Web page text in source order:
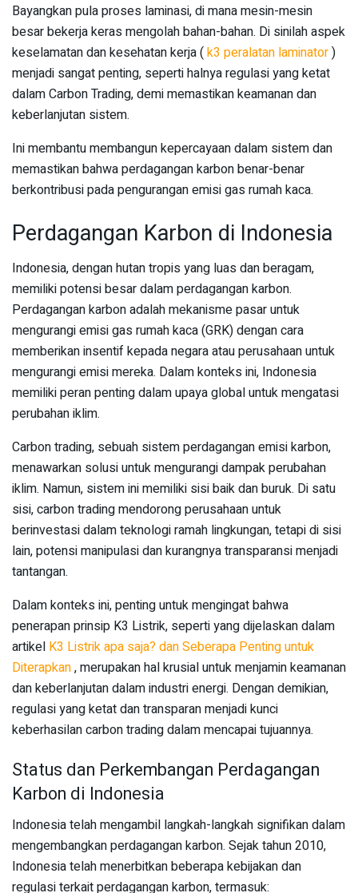
Bayangkan pula proses laminasi, di mana mesin-mesin
besar bekerja keras mengolah bahan-bahan. Di sinilah aspek
keselamatan dan kesehatan kerja (k3 peralatan laminator)
menjadi sangat penting, seperti halnya regulasi yang ketat
dalam Carbon Trading, demi memastikan keamanan dan
keberlanjutan sistem.
Ini membantu membangun kepercayaan dalam sistem dan
memastikan bahwa perdagangan karbon benar-benar
berkontribusi pada pengurangan emisi gas rumah kaca.
Perdagangan Karbon di Indonesia
Indonesia, dengan hutan tropis yang luas dan beragam,
memiliki potensi besar dalam perdagangan karbon.
Perdagangan karbon adalah mekanisme pasar untuk
mengurangi emisi gas rumah kaca (GRK) dengan cara
memberikan insentif kepada negara atau perusahaan untuk
mengurangi emisi mereka. Dalam konteks ini, Indonesia
memiliki peran penting dalam upaya global untuk mengatasi
perubahan iklim.
Carbon trading, sebuah sistem perdagangan emisi karbon,
menawarkan solusi untuk mengurangi dampak perubahan
iklim. Namun, sistem ini memiliki sisi baik dan buruk. Di satu
sisi, carbon trading mendorong perusahaan untuk
berinvestasi dalam teknologi ramah lingkungan, tetapi di sisi
lain, potensi manipulasi dan kurangnya transparansi menjadi
tantangan.
Dalam konteks ini, penting untuk mengingat bahwa
penerapan prinsip K3 Listrik, seperti yang dijelaskan dalam
artikel K3 Listrik apa saja? dan Seberapa Penting untuk
Diterapkan, merupakan hal krusial untuk menjamin keamanan
dan keberlanjutan dalam industri energi. Dengan demikian,
regulasi yang ketat dan transparan menjadi kunci
keberhasilan carbon trading dalam mencapai tujuannya.
Status dan Perkembangan Perdagangan
Karbon di Indonesia
Indonesia telah mengambil langkah-langkah signifikan dalam
mengembangkan perdagangan karbon. Sejak tahun 2010,
Indonesia telah menerbitkan beberapa kebijakan dan
regulasi terkait perdagangan karbon, termasuk: